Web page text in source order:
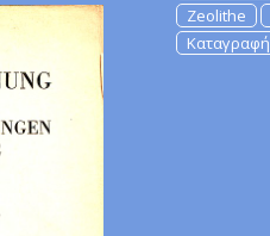
Zeolithe
Καταγραφή